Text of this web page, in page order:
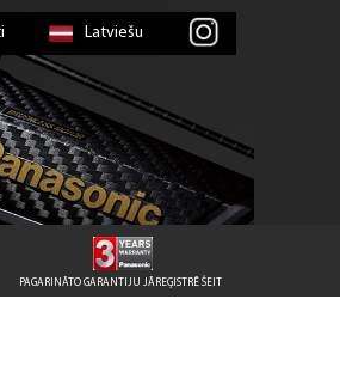
Latviešu
PAGARINĀTO GARANTIJU JĀREĢISTRĒ ŠEIT